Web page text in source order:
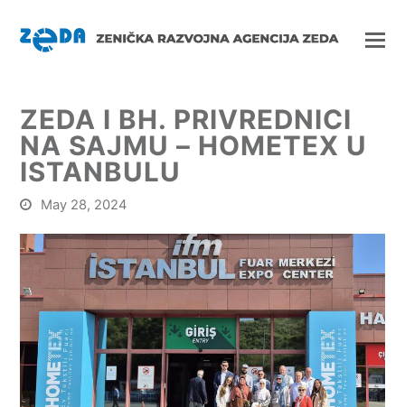
ZEDA I BH. PRIVREDNICI
NA SAJMU – HOMETEX U
ISTANBULU
May 28, 2024